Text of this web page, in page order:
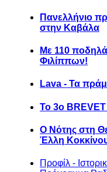
Πανελλήνιο
στην Καβάλα
Με 110
Φιλίππων!
Lava - Τα
Το 3ο
Ο Νότης στη
Έλλη
Προφίλ -